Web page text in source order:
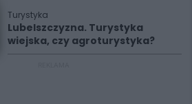
Turystyka
Lubelszczyzna. Turystyka
wiejska, czy agroturystyka?